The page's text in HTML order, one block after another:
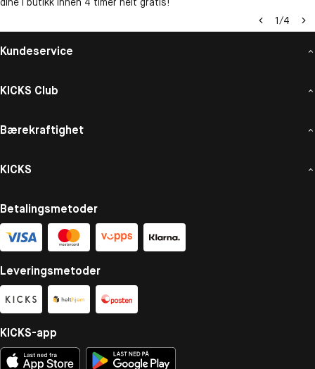
1/4
Kundeservice
KICKS Club
Bærekraftighet
KICKS
Betalingsmetoder
Leveringsmetoder
KICKS-app